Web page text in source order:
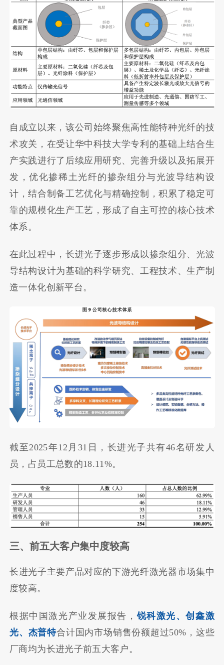
自成立以来，该公司始终聚焦高性能特种光纤的技
术攻关，在受让华中科技大学专利的基础上结合生
产实践进行了后续应用研究、完善升级以及拓展开
发，优化掺稀土光纤的掺杂组分与光波导结构设
计，结合制备工艺优化与精确控制，积累了稳定可
靠的规模化生产工艺，形成了自主可控的核心技术
体系。
在此过程中，长进光子逐步形成以掺杂组分、光波
导结构设计为基础的科学研究、工程技术、生产制
造一体化创新平台。
截至2025年12月31日，长进光子共有46名研发人
员，占员工总数的18.11%。
三、前五大客户集中度较高
长进光子主要产品对应的下游光纤激光器市场集中
度较高。
根据中国激光产业发展报告，锐科激光、创鑫激
光、杰普特合计国内市场销售份额超过50%，这些
厂商均为长进光子前五大客户。